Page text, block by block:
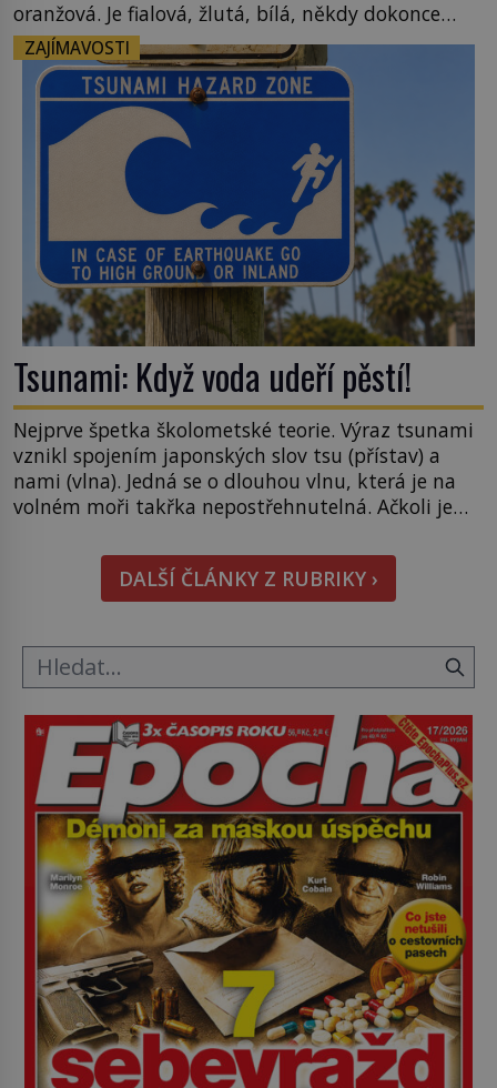
oranžová. Je fialová, žlutá, bílá, někdy dokonce
téměř černá. Až díky stovkám let pečlivého
šlechtění se z ní stává zelenina, bez které si českou
zahradu ani nedokážeme představit. Její příběh je
ZAJÍMAVOSTI
Tsunami: Když voda udeří pěstí!
Nejprve špetka školometské teorie. Výraz tsunami
vznikl spojením japonských slov tsu (přístav) a
nami (vlna). Jedná se o dlouhou vlnu, která je na
volném moři takřka nepostřehnutelná. Ačkoli je
na volném moři je maximálně 1,5 metru. Máme se
podobné obří vlny obávat i v Evropě? Vznik
tsunami si […]
DALŠÍ ČLÁNKY Z RUBRIKY ›